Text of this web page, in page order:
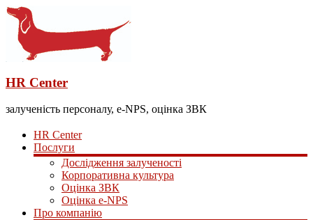
HR Center
залученість персоналу, e-NPS, оцінка ЗВК
HR Center
Послуги
Дослідження залученості
Корпоративна культура
Оцінка ЗВК
Оцінка e-NPS
Про компанію